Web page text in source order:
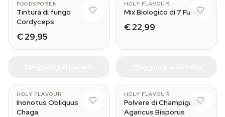
FOODSPOREN
Tintura di fungo
Cordyceps
€ 29,95
HOLY FLAVOUR
Mix Biologico di 7 Funghi
€ 22,99
HOLY FLAVOUR
Inonotus Obliquus
Chaga
HOLY FLAVOUR
Polvere di Champignon
Agaricus Bisporus